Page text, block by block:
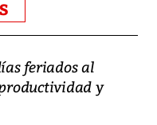
feriados al
y